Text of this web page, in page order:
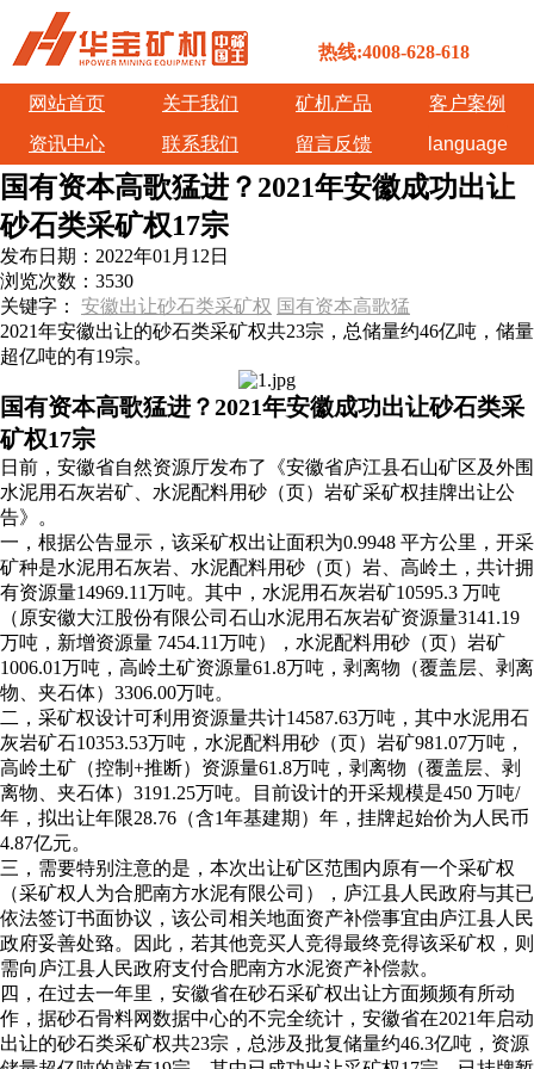
热线:4008-628-618
网站首页 关于我们 矿机产品
客户案例
资讯中心
联系我们 留言反馈 language
国有资本高歌猛进？2021年安徽成功出让
砂石类采矿权17宗
发布日期： 2022年01月12日
浏览次数： 3530
关键字： 安徽出让砂石类采矿权 国有资本高歌猛
2021年安徽出让的砂石类采矿权共23宗，总储量约46亿吨，储量
超亿吨的有19宗。
国有资本高歌猛进？2021年安徽成功出让砂石类采
矿权17宗
日前，安徽省自然资源厅发布了《安徽省庐江县石山矿区及外围
水泥用石灰岩矿、水泥配料用砂（页）岩矿采矿权挂牌出让公
告》。
一，根据公告显示，该采矿权出让面积为0.9948 平方公里，开采
矿种是水泥用石灰岩、水泥配料用砂（页）岩、高岭土，共计拥
有资源量14969.11万吨。其中，水泥用石灰岩矿10595.3 万吨
（原安徽大江股份有限公司石山水泥用石灰岩矿资源量3141.19
万吨，新增资源量 7454.11万吨），水泥配料用砂（页）岩矿
1006.01万吨，高岭土矿资源量61.8万吨，剥离物（覆盖层、剥离
物、夹石体）3306.00万吨。
二，采矿权设计可利用资源量共计14587.63万吨，其中水泥用石
灰岩矿石10353.53万吨，水泥配料用砂（页）岩矿981.07万吨，
高岭土矿（控制+推断）资源量61.8万吨，剥离物（覆盖层、剥
离物、夹石体）3191.25万吨。目前设计的开采规模是450 万吨/
年，拟出让年限28.76（含1年基建期）年，挂牌起始价为人民币
4.87亿元。
三，需要特别注意的是，本次出让矿区范围内原有一个采矿权
（采矿权人为合肥南方水泥有限公司），庐江县人民政府与其已
依法签订书面协议，该公司相关地面资产补偿事宜由庐江县人民
政府妥善处臵。因此，若其他竞买人竞得最终竞得该采矿权，则
需向庐江县人民政府支付合肥南方水泥资产补偿款。
四，在过去一年里，安徽省在砂石采矿权出让方面频频有所动
作，据砂石骨料网数据中心的不完全统计，安徽省在2021年启动
出让的砂石类采矿权共23宗，总涉及批复储量约46.3亿吨，资源